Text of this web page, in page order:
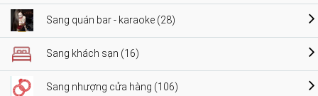
Sang quán bar - karaoke (28)
Sang khách sạn (16)
Sang nhượng cửa hàng (106)